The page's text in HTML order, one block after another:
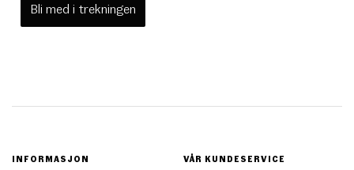
Bli med i trekningen
INFORMASJON VÅR KUNDESERVICE